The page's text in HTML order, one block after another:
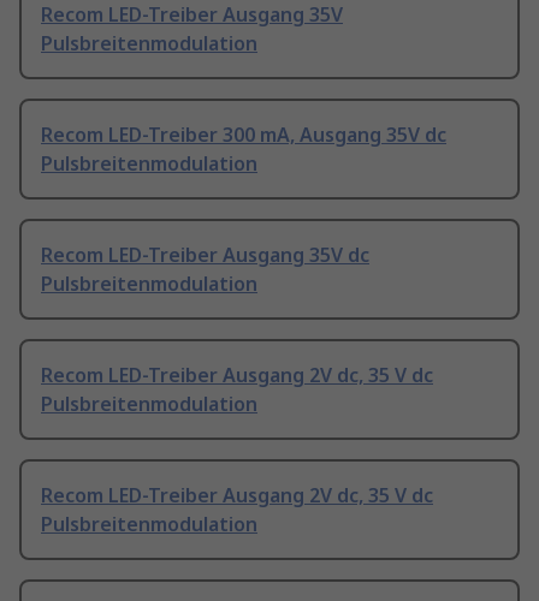
Recom LED-Treiber Ausgang 35V
Pulsbreitenmodulation
Recom LED-Treiber 300 mA, Ausgang 35V dc
Pulsbreitenmodulation
Recom LED-Treiber Ausgang 35V dc
Pulsbreitenmodulation
Recom LED-Treiber Ausgang 2V dc, 35 V dc
Pulsbreitenmodulation
Recom LED-Treiber Ausgang 2V dc, 35 V dc
Pulsbreitenmodulation